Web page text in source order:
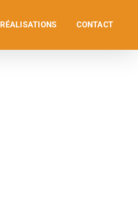
RÉALISATIONS CONTACT